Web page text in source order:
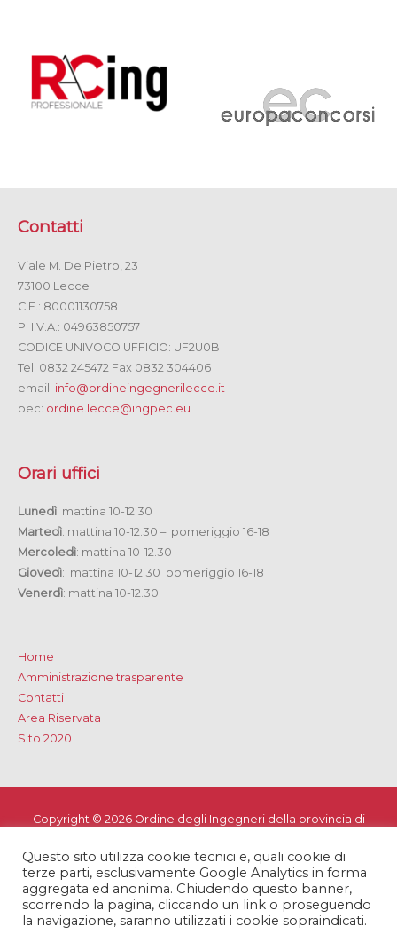
Contatti
Viale M. De Pietro, 23
73100 Lecce
C.F.: 80001130758
P. I.V.A.: 04963850757
CODICE UNIVOCO UFFICIO: UF2U0B
Tel. 0832 245472 Fax 0832 304406
email: info@ordineingegnerilecce.it
pec: ordine.lecce@ingpec.eu
Orari uffici
Lunedì: mattina 10-12.30
Martedì: mattina 10-12.30 – pomeriggio 16-18
Mercoledì: mattina 10-12.30
Giovedì: mattina 10-12.30 pomeriggio 16-18
Venerdì: mattina 10-12.30
Home
Amministrazione trasparente
Contatti
Area Riservata
Sito 2020
Copyright © 2026 Ordine degli Ingegneri della provincia di
Privacy e Cookie Policy-Note Legali -Dichiarazione di
accessibilità
Questo sito utilizza cookie tecnici e, quali cookie di
terze parti, esclusivamente Google Analytics in forma
aggregata ed anonima. Chiudendo questo banner,
scorrendo la pagina, cliccando un link o proseguendo
la navigazione, saranno utilizzati i cookie sopraindicati.